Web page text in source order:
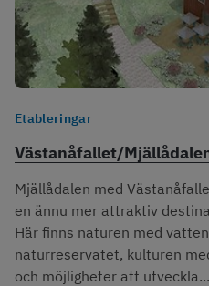
Etableringar
Västanåfallet/
Mjällådalen med
en ännu mer attraktiv
Här finns naturen med
naturreservatet, kulturen
och möjligheter att utveckla...